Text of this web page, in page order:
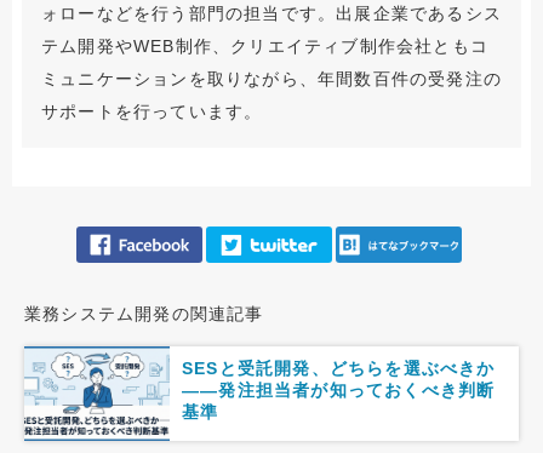
ォローなどを行う部門の担当です。出展企業であるシス
テム開発やWEB制作、クリエイティブ制作会社ともコ
ミュニケーションを取りながら、年間数百件の受発注の
サポートを行っています。
業務システム開発の関連記事
SESと受託開発、どちらを選ぶべきか
――発注担当者が知っておくべき判断
基準